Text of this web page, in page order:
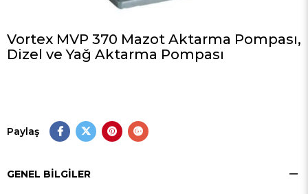
Vortex MVP 370 Mazot Aktarma Pompası,
Dizel ve Yağ Aktarma Pompası
Paylaş
GENEL BILGILER